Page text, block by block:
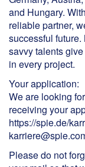
and Hungary.
reliable partner,
successful
savvy talents
in every project.
Your application:
We are looking
receiving your
https://spie.de/
Please do not